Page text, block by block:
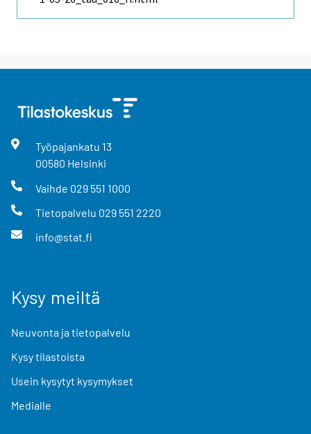
Työpajankatu 13
00580 Helsinki
Vaihde 029 551 1000
Tietopalvelu 029 551 2220
info@stat.fi
Kysy meiltä
Neuvonta ja tietopalvelu
Kysy tilastoista
Usein kysytyt kysymykset
Medialle